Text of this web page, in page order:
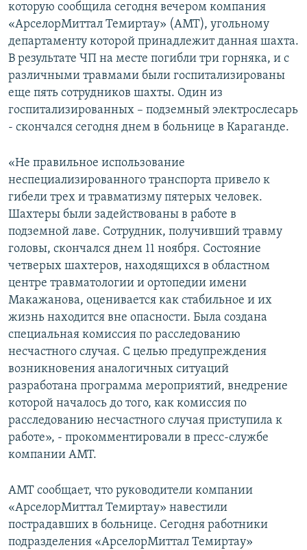
которую сообщила сегодня вечером компания
«АрселорМиттал Темиртау» (АМТ), угольному
департаменту которой принадлежит данная шахта.
В результате ЧП на месте погибли три горняка, и с
различными травмами были госпитализированы
еще пять сотрудников шахты. Один из
госпитализированных – подземный электрослесарь
- скончался сегодня днем в больнице в Караганде.
«Не правильное использование
неспециализированного транспорта привело к
гибели трех и травматизму пятерых человек.
Шахтеры были задействованы в работе в
подземной лаве. Сотрудник, получивший травму
головы, скончался днем 11 ноября. Состояние
четверых шахтеров, находящихся в областном
центре травматологии и ортопедии имени
Макажанова, оценивается как стабильное и их
жизнь находится вне опасности. Была создана
специальная комиссия по расследованию
несчастного случая. С целью предупреждения
возникновения аналогичных ситуаций
разработана программа мероприятий, внедрение
которой началось до того, как комиссия по
расследованию несчастного случая приступила к
работе», - прокомментировали в пресс-службе
компании АМТ.
АМТ сообщает, что руководители компании
«АрселорМиттал Темиртау» навестили
пострадавших в больнице. Сегодня работники
подразделения «АрселорМиттал Темиртау»